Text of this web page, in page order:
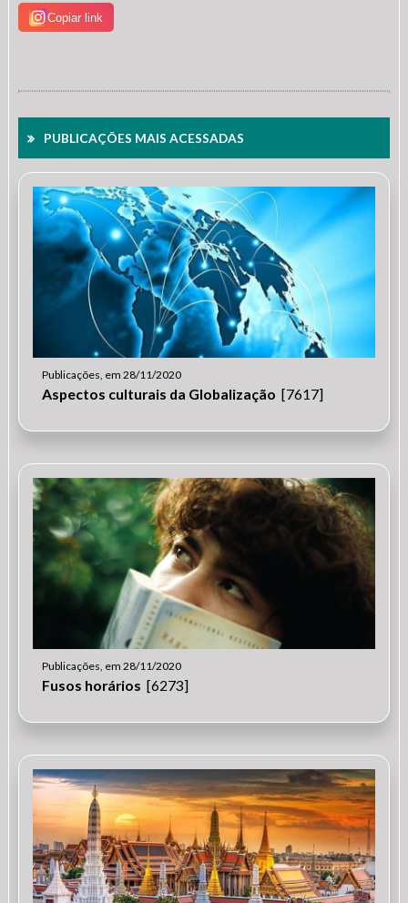
Copiar link
PUBLICAÇÕES MAIS ACESSADAS
Publicações, em 28/11/2020
Aspectos culturais da Globalização [7617]
Publicações, em 28/11/2020
Fusos horários [6273]